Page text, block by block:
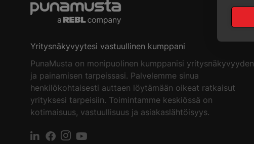
Yritysnäkyvyytesi vastuullinen kumppani
PunaMusta on monipuolinen kumppanisi yritysnäkyvyyden
ja painamisen tarpeissasi. Palvelemme sinua
henkilökohtaisesti auttaen löytämään oikeat ratkaisut
yrityksesi tarpeisiin. Toimintamme keskiössä on
kotimaisuus, vastuullisuus ja asiakaslähtöisyys.